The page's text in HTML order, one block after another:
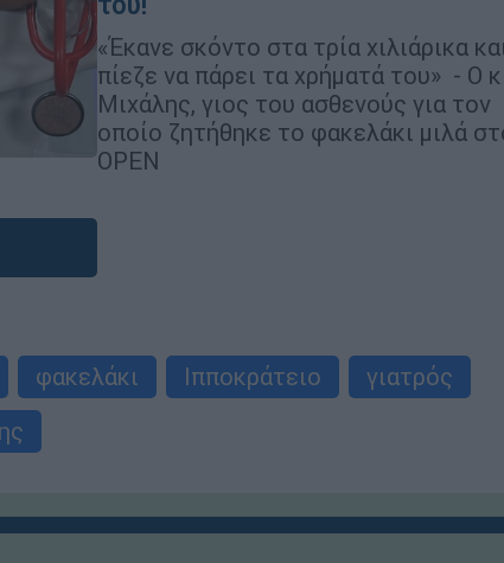
«Έκανε σκόντο στα τρία χιλιάρικα
πίεζε να πάρει τα χρήματά του» - Ο
Μιχάλης, γιος του ασθενούς για τον
οποίο ζητήθηκε το φακελάκι μιλά
OPEN
φακελάκι Ιπποκράτειο
γιατρός